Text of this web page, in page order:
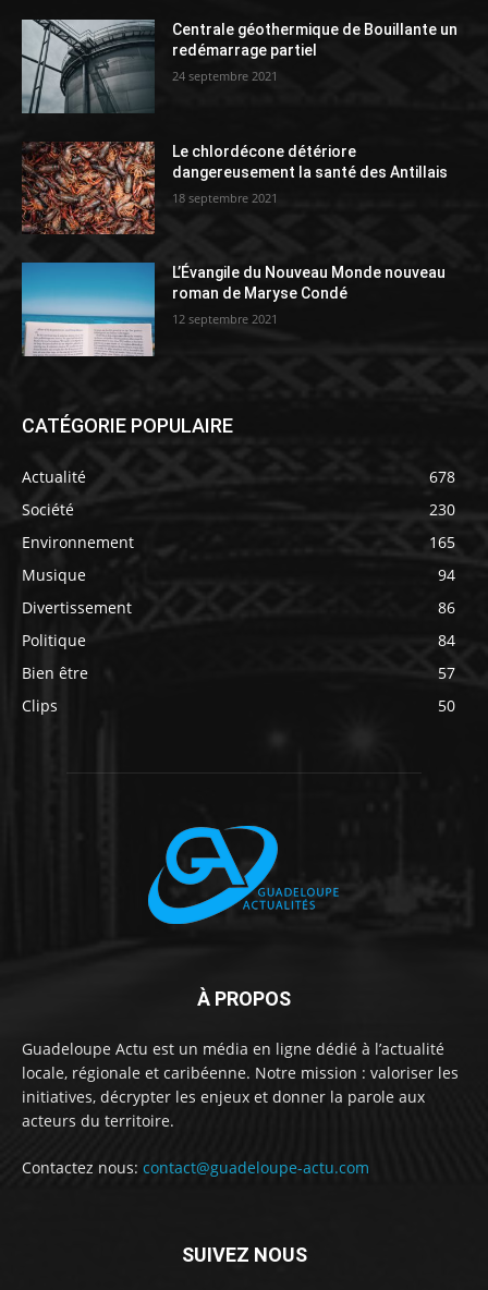
Centrale géothermique de Bouillante un
redémarrage partiel
24 septembre 2021
Le chlordécone détériore
dangereusement la santé des Antillais
18 septembre 2021
L’Évangile du Nouveau Monde nouveau
roman de Maryse Condé
12 septembre 2021
CATÉGORIE POPULAIRE
Actualité
678
Société
230
Environnement
165
Musique
94
Divertissement
86
Politique
84
Bien être
57
Clips
50
À PROPOS
Guadeloupe Actu est un média en ligne dédié à l’actualité
locale, régionale et caribéenne. Notre mission : valoriser les
initiatives, décrypter les enjeux et donner la parole aux
acteurs du territoire.
Contactez nous: contact@guadeloupe-actu.com
SUIVEZ NOUS